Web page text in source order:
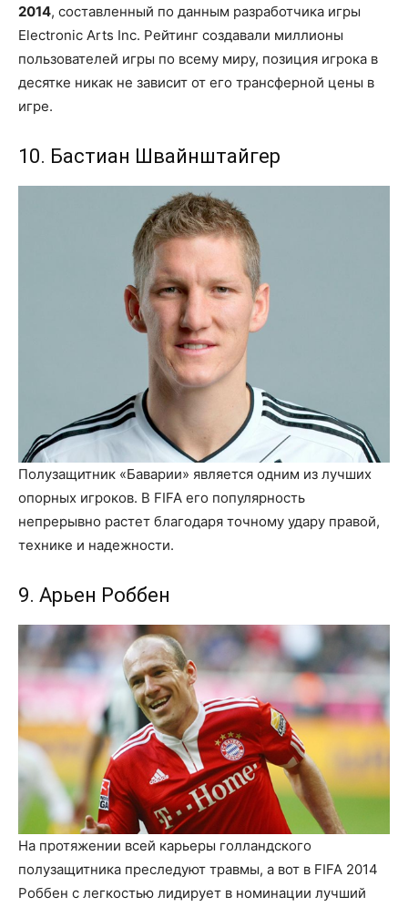
2014, составленный по данным разработчика игры
Electronic Arts Inc. Рейтинг создавали миллионы
пользователей игры по всему миру, позиция игрока в
десятке никак не зависит от его трансферной цены в
игре.
10. Бастиан Швайнштайгер
Полузащитник «Баварии» является одним из лучших
опорных игроков. В FIFA его популярность
непрерывно растет благодаря точному удару правой,
технике и надежности.
9. Арьен Роббен
На протяжении всей карьеры голландского
полузащитника преследуют травмы, а вот в FIFA 2014
Роббен с легкостью лидирует в номинации лучший